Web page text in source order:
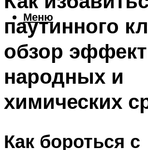
Меню
паутинного
обзор
народных и
химических
Как бороться с